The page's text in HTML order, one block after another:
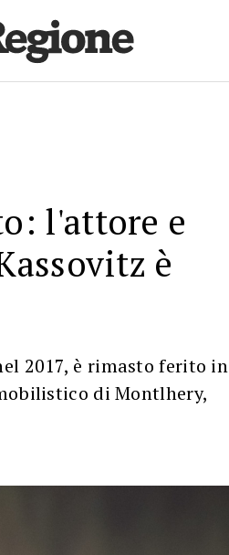
l'attore e
è
2017, è rimasto ferito in
di Montlhery,